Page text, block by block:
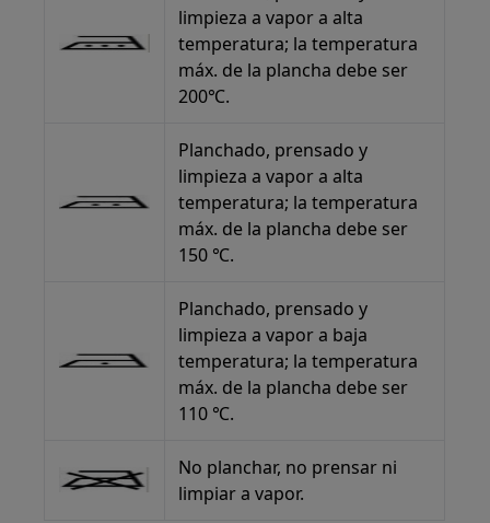
limpieza a vapor a alta
temperatura; la temperatura
máx. de la plancha debe ser
200℃.
Planchado, prensado y
limpieza a vapor a alta
temperatura; la temperatura
máx. de la plancha debe ser
150 ℃.
Planchado, prensado y
limpieza a vapor a baja
temperatura; la temperatura
máx. de la plancha debe ser
110 ℃.
No planchar, no prensar ni
limpiar a vapor.